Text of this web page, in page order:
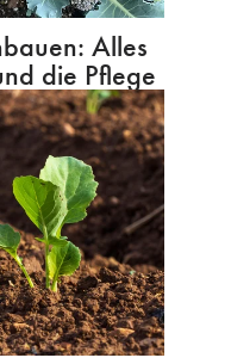
Alles
die Pflege